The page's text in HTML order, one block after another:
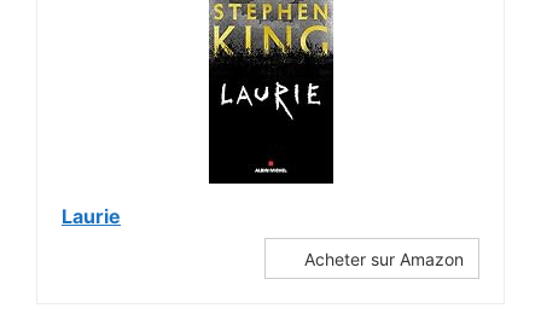
Laurie
Acheter sur Amazon